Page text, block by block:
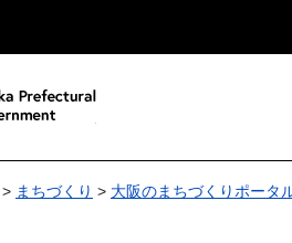
> まちづくり > 大阪のまちづくりポータ